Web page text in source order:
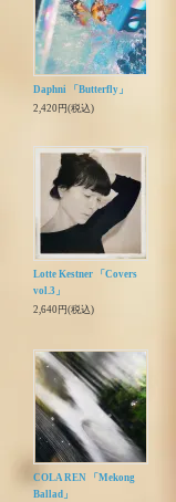
Daphni 「Butterfly」
2,420円(税込)
Lotte Kestner 「Covers
vol.3」
2,640円(税込)
COLA REN 「Mekong
Ballad」